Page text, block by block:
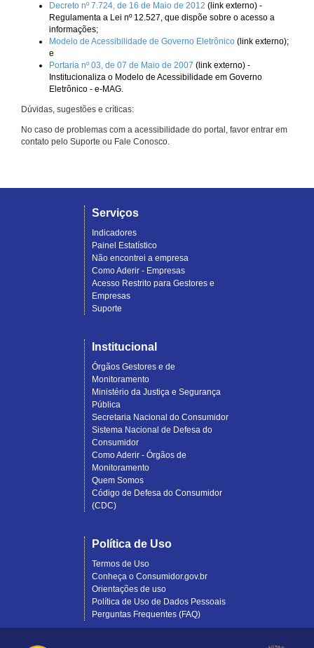
Decreto nº 7.724, de 16 de Maio de 2012 (link externo) -
Regulamenta a Lei nº 12.527, que dispõe sobre o acesso a
informações;
Modelo de Acessibilidade de Governo Eletrônico (link externo);
e
Portaria nº 03, de 07 de Maio de 2007 (link externo) -
Institucionaliza o Modelo de Acessibilidade em Governo
Eletrônico - e-MAG.
Dúvidas, sugestões e críticas:
No caso de problemas com a acessibilidade do portal, favor entrar em
contato pelo Suporte ou Fale Conosco.
Serviços
Indicadores
Painel Estatístico
Não encontrei a empresa
Como Aderir - Empresas
Acesso Restrito para Gestores e
Empresas
Suporte
Institucional
Órgãos Gestores e de
Monitoramento
Ministério da Justiça e Segurança
Pública
Secretaria Nacional do Consumidor
Sistema Nacional de Defesa do
Consumidor
Como Aderir - Órgãos de
Monitoramento
Quem Somos
Código de Defesa do Consumidor
(CDC)
Política de Uso
Termos de Uso
Conheça o Consumidor.gov.br
Orientações de uso
Política de Uso de Dados Pessoais
Perguntas Frequentes (FAQ)